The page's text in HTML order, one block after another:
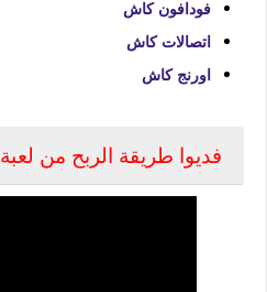
فودافون كاش
اتصالات كاش
اورنج كاش
فديوا طريقة الربح من لعبة FunSort